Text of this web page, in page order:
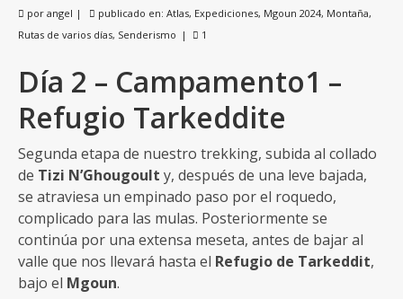
por angel | publicado en: Atlas, Expediciones, Mgoun 2024, Montaña,
Rutas de varios días, Senderismo | 1
Día 2 – Campamento1 –
Refugio Tarkeddite
Segunda etapa de nuestro trekking, subida al collado
de Tizi N’Ghougoult y, después de una leve bajada,
se atraviesa un empinado paso por el roquedo,
complicado para las mulas. Posteriormente se
continúa por una extensa meseta, antes de bajar al
valle que nos llevará hasta el Refugio de Tarkeddit,
bajo el Mgoun.